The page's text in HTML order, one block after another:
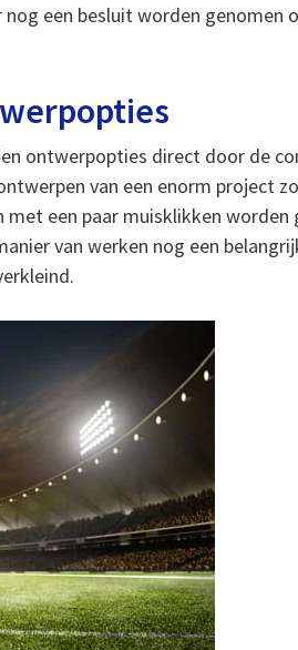
een besluit worden genomen
ontwerpopties direct door de
van een enorm project
met een paar muisklikken worden
van werken nog een